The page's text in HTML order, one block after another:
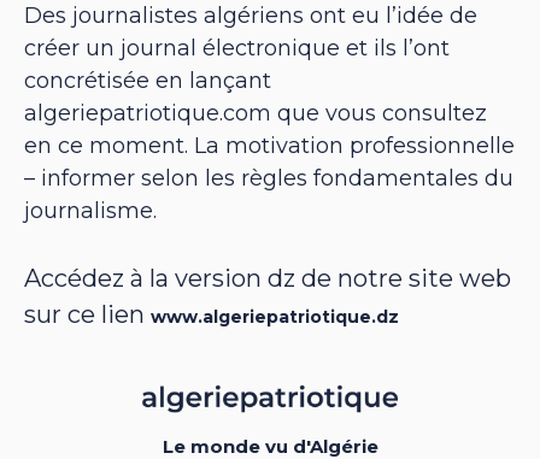
Des journalistes algériens ont eu l’idée de
créer un journal électronique et ils l’ont
concrétisée en lançant
algeriepatriotique.com que vous consultez
en ce moment. La motivation professionnelle
– informer selon les règles fondamentales du
journalisme.
Accédez à la version dz de notre site web
sur ce lien www.algeriepatriotique.dz
Le monde vu d'Algérie